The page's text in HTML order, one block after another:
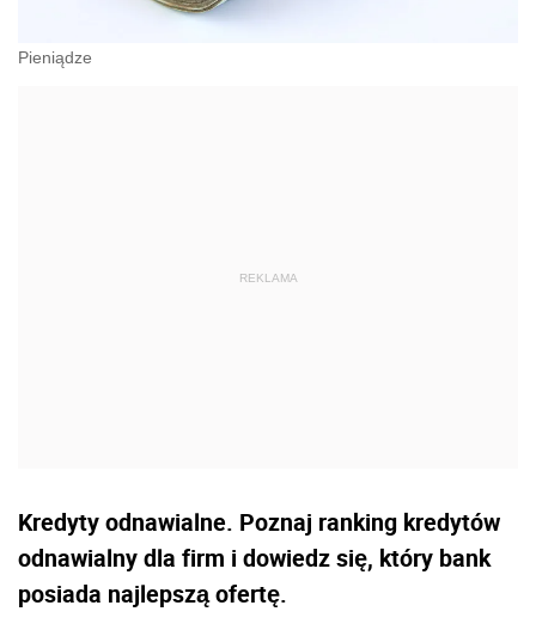
Pieniądze
Kredyty odnawialne. Poznaj ranking kredytów
odnawialny dla firm i dowiedz się, który bank
posiada najlepszą ofertę.